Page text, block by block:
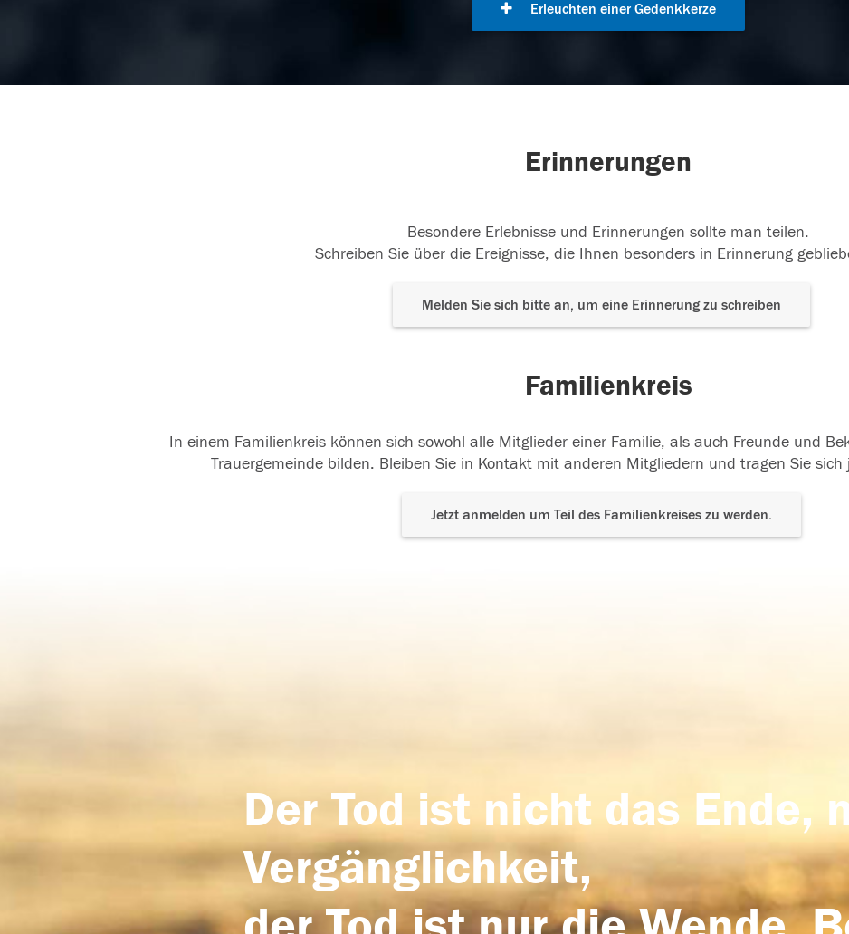
Erleuchten einer Gedenkkerze
Erinnerungen
Besondere Erlebnisse und Erinnerungen sollte man teilen.
Schreiben Sie über die Ereignisse, die Ihnen besonders in Erinnerung
Melden Sie sich bitte an, um eine Erinnerung zu schreiben
Familienkreis
In einem Familienkreis können sich sowohl alle Mitglieder einer Familie, als auch Freunde und
Trauergemeinde bilden. Bleiben Sie in Kontakt mit anderen Mitgliedern und tragen Sie
Jetzt anmelden um Teil des Familienkreises zu werden.
Der Tod ist nicht das Ende,
Vergänglichkeit,